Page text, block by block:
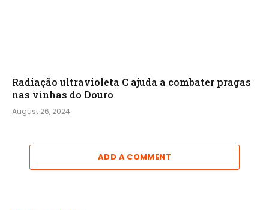
Radiação ultravioleta C ajuda a combater pragas
nas vinhas do Douro
August 26, 2024
ADD A COMMENT